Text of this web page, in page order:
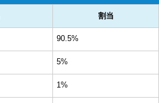
割当
90.5%
5%
1%